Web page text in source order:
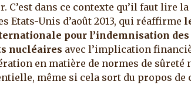
C’est dans ce contexte qu’il faut lire
Etats-Unis d’août 2013, qui réaffirme
pour l’indemnisation des
nucléaires avec l’implication
en matière de normes de sûreté
même si cela sort du propos de